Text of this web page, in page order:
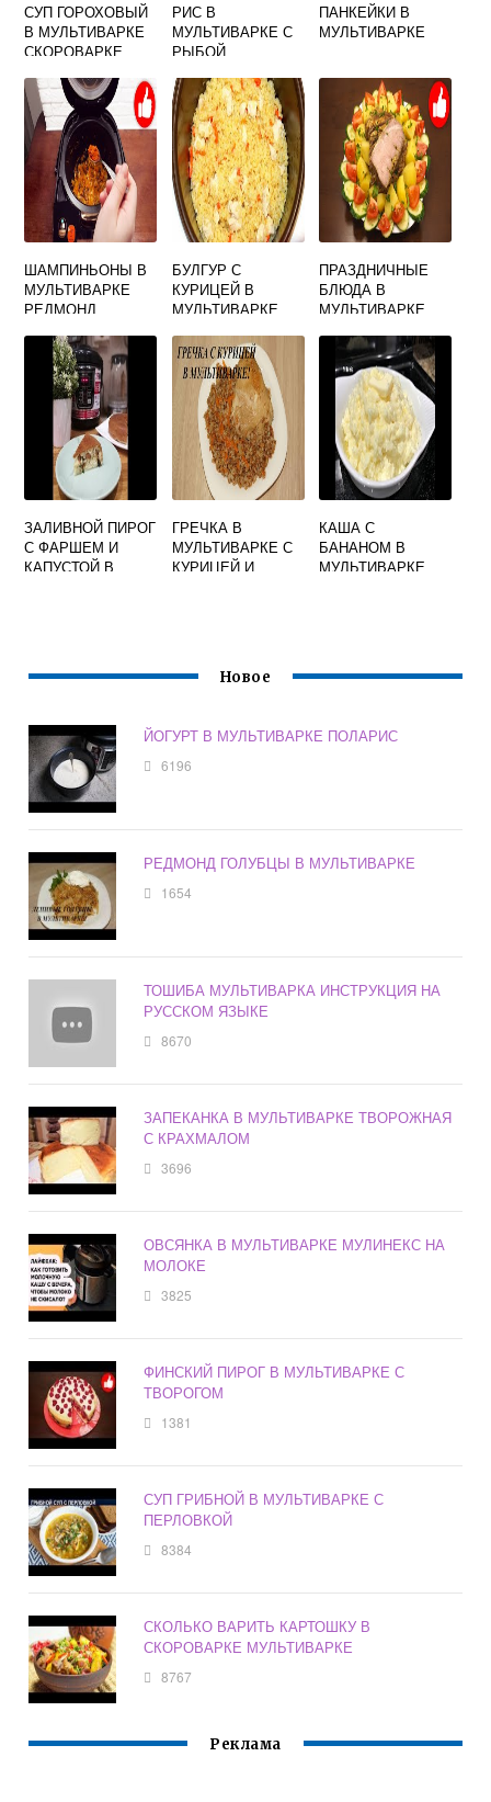
СУП ГОРОХОВЫЙ
В МУЛЬТИВАРКЕ
СКОРОВАРКЕ
РИС В
МУЛЬТИВАРКЕ С
РЫБОЙ
ПАНКЕЙКИ В
МУЛЬТИВАРКЕ
ШАМПИНЬОНЫ В
МУЛЬТИВАРКЕ
РЕДМОНД
БУЛГУР С
КУРИЦЕЙ В
МУЛЬТИВАРКЕ
ПРАЗДНИЧНЫЕ
БЛЮДА В
МУЛЬТИВАРКЕ
ЗАЛИВНОЙ ПИРОГ
С ФАРШЕМ И
КАПУСТОЙ В
ГРЕЧКА В
МУЛЬТИВАРКЕ С
КУРИЦЕЙ И
КАША С
БАНАНОМ В
МУЛЬТИВАРКЕ
Новое
ЙОГУРТ В МУЛЬТИВАРКЕ ПОЛАРИС
6196
РЕДМОНД ГОЛУБЦЫ В МУЛЬТИВАРКЕ
1654
ТОШИБА МУЛЬТИВАРКА ИНСТРУКЦИЯ НА
РУССКОМ ЯЗЫКЕ
8670
ЗАПЕКАНКА В МУЛЬТИВАРКЕ ТВОРОЖНАЯ
С КРАХМАЛОМ
3696
ОВСЯНКА В МУЛЬТИВАРКЕ МУЛИНЕКС НА
МОЛОКЕ
3825
ФИНСКИЙ ПИРОГ В МУЛЬТИВАРКЕ С
ТВОРОГОМ
1381
СУП ГРИБНОЙ В МУЛЬТИВАРКЕ С
ПЕРЛОВКОЙ
8384
СКОЛЬКО ВАРИТЬ КАРТОШКУ В
СКОРОВАРКЕ МУЛЬТИВАРКЕ
8767
Реклама